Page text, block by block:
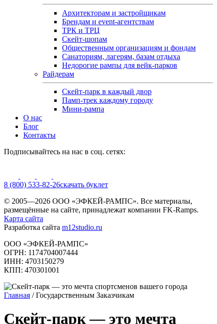
Архитекторам и застройщикам
Брендам и event-агентствам
ТРК и ТРЦ
Скейт-шопам
Общественным организациям и фондам
Санаториям, лагерям, базам отдыха
Недорогие рампы для вейк-парков
Райдерам
Скейт-парк в каждый двор
Памп-трек каждому городу
Мини-рампа
О нас
Блог
Контакты
Подписывайтесь на нас в соц. сетях:
8 (800) 533-82-26cкачать буклет
© 2005—2026 ООО «ЭФКЕЙ-РАМПС». Все материалы,
размещённые на сайте, принадлежат компании FK-Ramps.
Карта сайта
Разработка сайта m12studio.ru
ООО «ЭФКЕЙ-РАМПС»
ОГРН: 1174704007444
ИНН: 4703150279
КПП: 470301001
Главная /Государственным Заказчикам
Скейт-парк — это мечта